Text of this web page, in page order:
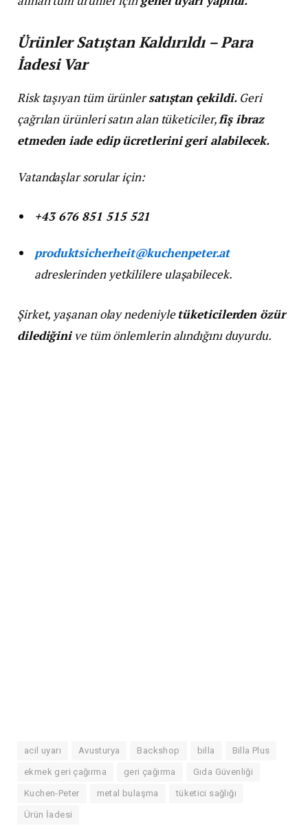
Ürünler Satıştan Kaldırıldı – Para
İadesi Var
Risk taşıyan tüm ürünlersatıştan çekildi.Geri
çağrılan ürünleri satın alan tüketiciler, fiş ibraz
etmeden iade edip ücretlerini geri alabilecek.
Vatandaşlar sorular için:
+43 676 851 515 521
produktsicherheit@kuchenpeter.at
adreslerinden yetkililere ulaşabilecek.
Şirket, yaşanan olay nedeniyletüketicilerden özür
dilediğinive tüm önlemlerin alındığını duyurdu.
acil uyarı Avusturya Backshop billa Billa Plus
ekmek geri çağırma geri çağırma Gıda Güvenliği
Kuchen-Peter metal bulaşma tüketici sağlığı
Ürün İadesi